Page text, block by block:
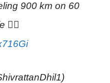
900 km on 60